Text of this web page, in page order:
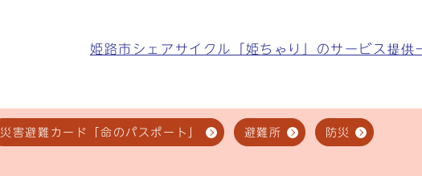
姫路市シェアサイクル「姫ちゃり」のサービス提供
災害避難カード「命のパスポート」 避難所 防災